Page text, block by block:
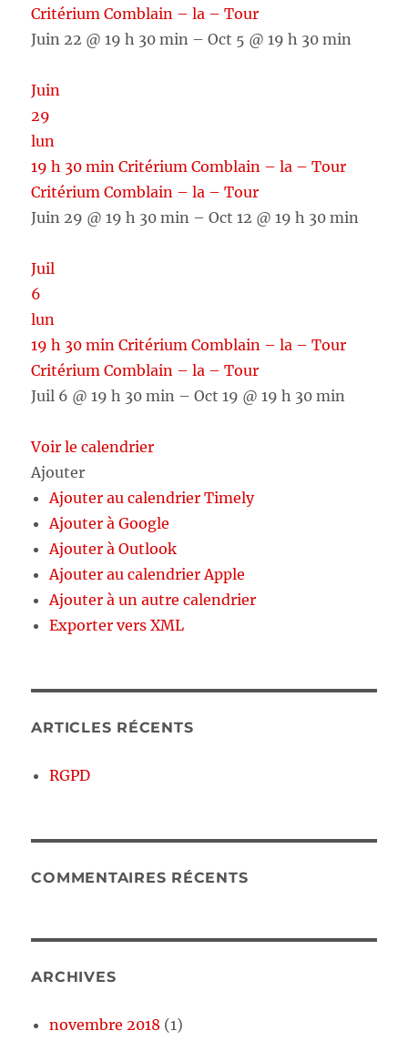
Critérium Comblain – la – Tour
Juin 22 @ 19 h 30 min – Oct 5 @ 19 h 30 min
Juin
29
lun
19 h 30 minCritérium Comblain – la – Tour
Critérium Comblain – la – Tour
Juin 29 @ 19 h 30 min – Oct 12 @ 19 h 30 min
Juil
6
lun
19 h 30 minCritérium Comblain – la – Tour
Critérium Comblain – la – Tour
Juil 6 @ 19 h 30 min – Oct 19 @ 19 h 30 min
Voir le calendrier
Ajouter
Ajouter au calendrier Timely
Ajouter à Google
Ajouter à Outlook
Ajouter au calendrier Apple
Ajouter à un autre calendrier
Exporter vers XML
ARTICLES RÉCENTS
RGPD
COMMENTAIRES RÉCENTS
ARCHIVES
novembre 2018 (1)